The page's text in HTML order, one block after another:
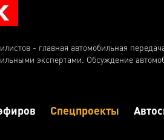
- главная автомобильная
экспертами. Обсуждение
Спецпроекты